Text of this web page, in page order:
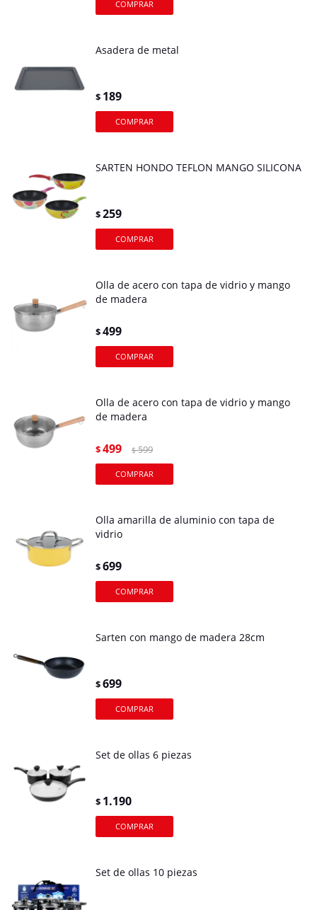
Asadera de metal
$ 189
SARTEN HONDO TEFLON MANGO SILICONA
$259
Olla de acero con tapa de vidrio y mango
de madera
$499
Olla de acero con tapa de vidrio y mango
de madera
$499 $ 599
Olla amarilla de aluminio con tapa de
vidrio
$699
Sarten con mango de madera 28cm
$699
Set de ollas 6 piezas
$ 1.190
Set de ollas 10 piezas